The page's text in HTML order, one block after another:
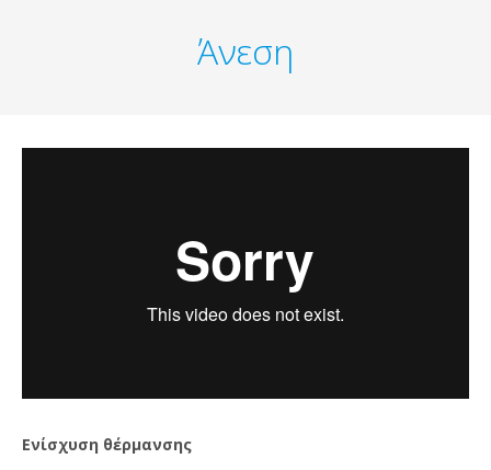
Άνεση
Ενίσχυση θέρμανσης